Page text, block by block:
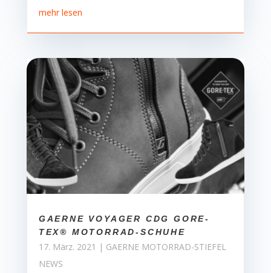
mehr lesen
GAERNE VOYAGER CDG GORE-
TEX® MOTORRAD-SCHUHE
17. März. 2021 | GAERNE MOTORRAD-STIEFEL
NEWS